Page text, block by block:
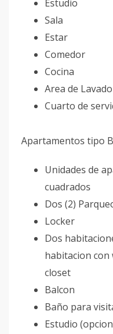
Estudio
Sala
Estar
Comedor
Cocina
Area de Lavado
Cuarto de
Apartamentos tipo
Unidades de
cuadrados
Dos (2)
Locker
Dos
habitacion
closet
Balcon
Baño para
Estudio